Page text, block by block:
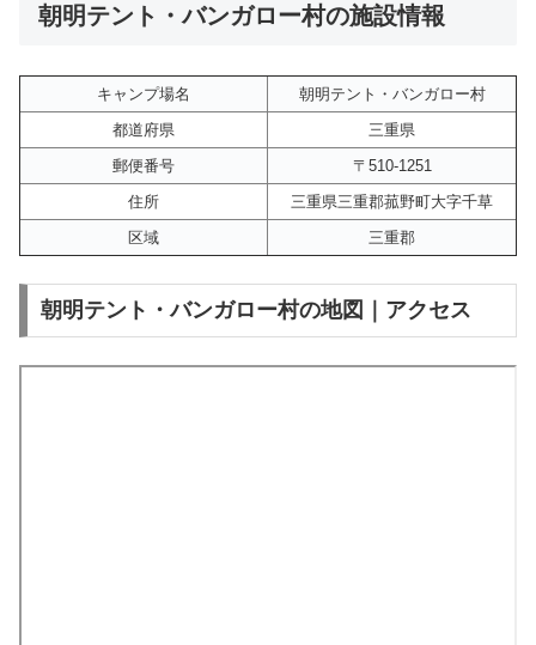
朝明テント・バンガロー村の施設情報
キャンプ場名
朝明テント・バンガロー村
都道府県
三重県
郵便番号
〒510-1251
住所
三重県三重郡菰野町大字千草
区域
三重郡
朝明テント・バンガロー村の地図｜アクセス